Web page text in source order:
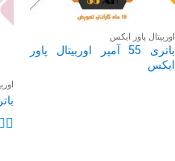
اوربیتال پاور ایکس
باتری 55 آمپر اوربیتال پاور
ایکس
باتری 55 آمپر